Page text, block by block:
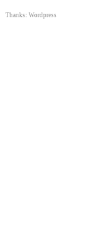
Thanks: Wordpress